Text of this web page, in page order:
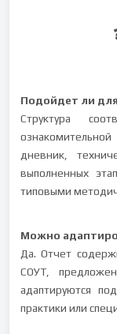
Подойдет ли
Структура
дневник,
выполненных
типовыми
Можно
Да. Отчет
СОУТ,
адаптируются
практики или